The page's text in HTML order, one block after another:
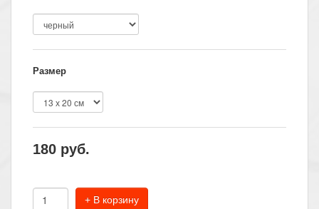
Размер
180 руб.
+ В корзину